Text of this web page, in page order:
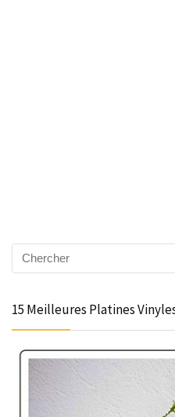
15 Meilleures Platines